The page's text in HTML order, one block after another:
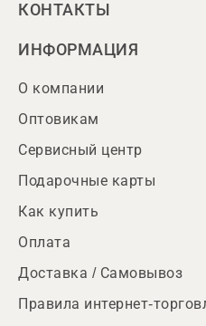
КОНТАКТЫ
ИНФОРМАЦИЯ
О компании
Оптовикам
Сервисный центр
Подарочные карты
Как купить
Оплата
Доставка / Самовывоз
Правила интернет-